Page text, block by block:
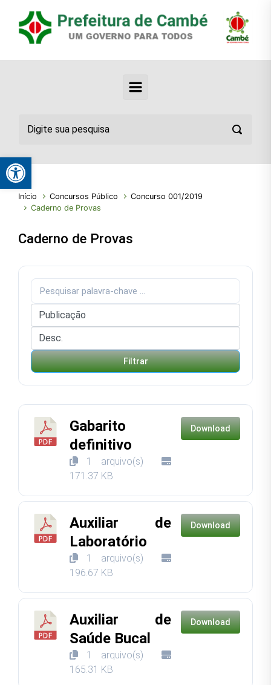
Início Concursos Público
Concurso 001/2019
Caderno de Provas
Caderno de Provas
Filtrar
Gabarito
definitivo
1 arquivo(s)
171.37 KB
Download
Auxiliar de
Laboratório
1 arquivo(s)
196.67 KB
Download
Auxiliar de
Saúde Bucal
1 arquivo(s)
165.31 KB
Download
Abrir a barra de ferramentas